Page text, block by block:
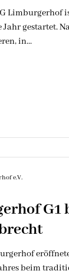
Limburgerhof
gestartet.
in...
G1
beim
e.V.